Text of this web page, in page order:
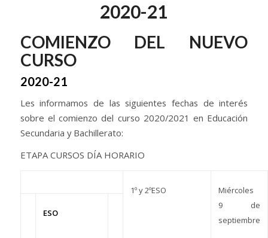
2020-21
COMIENZO DEL NUEVO
CURSO
2020-21
Les informamos de las siguientes fechas de interés
sobre el comienzo del curso 2020/2021 en Educación
Secundaria y Bachillerato:
ETAPA CURSOS DÍA HORARIO
1º y 2ºESO
Miércoles
9 de
septiembre
ESO